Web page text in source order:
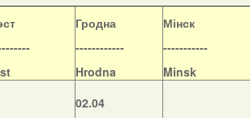
Гродна
------------
Hrodna
Мінск
-----------
Minsk
02.04